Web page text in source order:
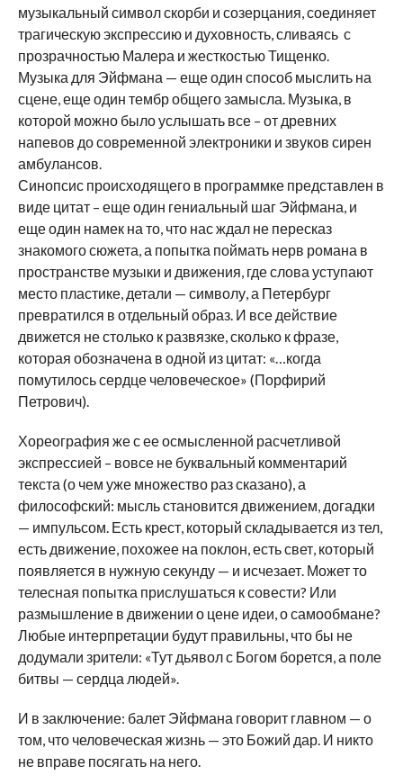
музыкальный символ скорби и созерцания, соединяет
трагическую экспрессию и духовность, сливаясь с
прозрачностью Малера и жесткостью Тищенко.
Музыка для Эйфмана — еще один способ мыслить на
сцене, еще один тембр общего замысла. Музыка, в
которой можно было услышать все – от древних
напевов до современной электроники и звуков сирен
амбулансов.
Синопсис происходящего в программке представлен в
виде цитат – еще один гениальный шаг Эйфмана, и
еще один намек на то, что нас ждал не пересказ
знакомого сюжета, а попытка поймать нерв романа в
пространстве музыки и движения, где слова уступают
место пластике, детали — символу, а Петербург
превратился в отдельный образ. И все действие
движется не столько к развязке, сколько к фразе,
которая обозначена в одной из цитат: «…когда
помутилось сердце человеческое» (Порфирий
Петрович).
Хореография же с ее осмысленной расчетливой
экспрессией – вовсе не буквальный комментарий
текста (о чем уже множество раз сказано), а
философский: мысль становится движением, догадки
— импульсом. Есть крест, который складывается из тел,
есть движение, похожее на поклон, есть свет, который
появляется в нужную секунду — и исчезает. Может то
телесная попытка прислушаться к совести? Или
размышление в движении о цене идеи, о самообмане?
Любые интерпретации будут правильны, что бы не
додумали зрители: «Тут дьявол с Богом борется, а поле
битвы — сердца людей».
И в заключение: балет Эйфмана говорит главном — о
том, что человеческая жизнь — это Божий дар. И никто
не вправе посягать на него.